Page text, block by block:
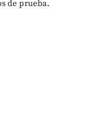
de prueba.